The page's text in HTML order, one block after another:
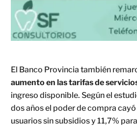
El Banco Provincia también
aumento en las tarifas de
ingreso disponible. Según el
dos años el poder de compra
usuarios sin subsidios y 11,7%